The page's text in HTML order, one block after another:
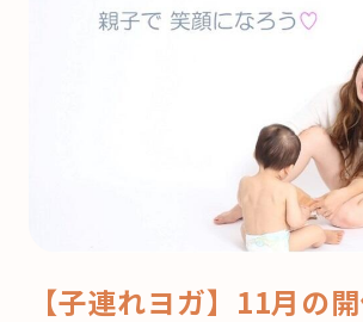
【子連れヨガ】11月の